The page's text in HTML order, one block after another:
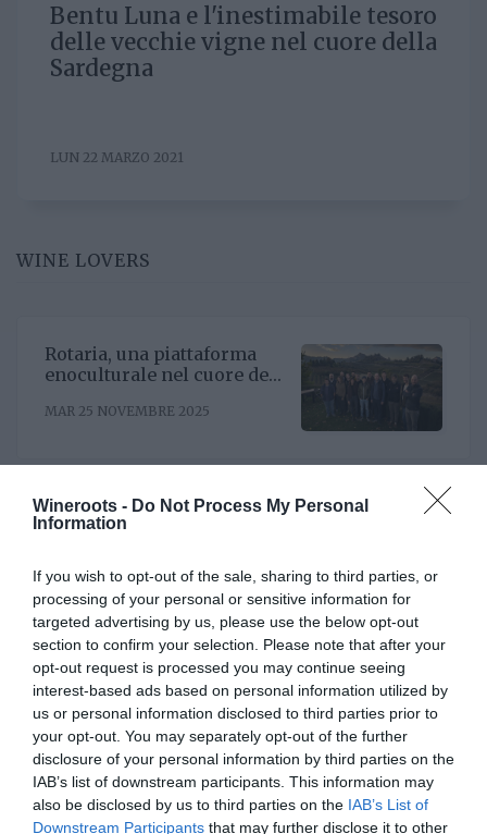
Wineroots - Do Not Process My Personal
Information
If you wish to opt-out of the sale, sharing to third parties, or
processing of your personal or sensitive information for
targeted advertising by us, please use the below opt-out
section to confirm your selection. Please note that after your
opt-out request is processed you may continue seeing
interest-based ads based on personal information utilized by
us or personal information disclosed to third parties prior to
your opt-out. You may separately opt-out of the further
disclosure of your personal information by third parties on the
IAB’s list of downstream participants. This information may
also be disclosed by us to third parties on the IAB’s List of
Downstream Participants that may further disclose it to other
Bentu Luna e l'inestimabile tesoro
delle vecchie vigne nel cuore della
Sardegna
LUN 22 MARZO 2021
WINE LOVERS
Rotaria, una piattaforma
enoculturale nel cuore del
MAR 25 NOVEMBRE 2025
Un nuovo Cda per Demeter
presidente Enrico Amico
GIO 5 GIUGNO 2025
Il Gruppo ARGEA
acquisisce WinesU con
l'obiettivo di rafforzare il
posizionamento negli Stati
Uniti
LUN 24 FEBBRAIO 2025